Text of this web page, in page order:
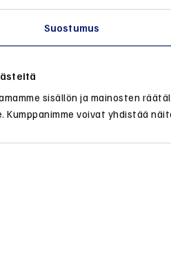
Suostumus
sisällön ja mainosten
Kumppanimme voivat yhdistää